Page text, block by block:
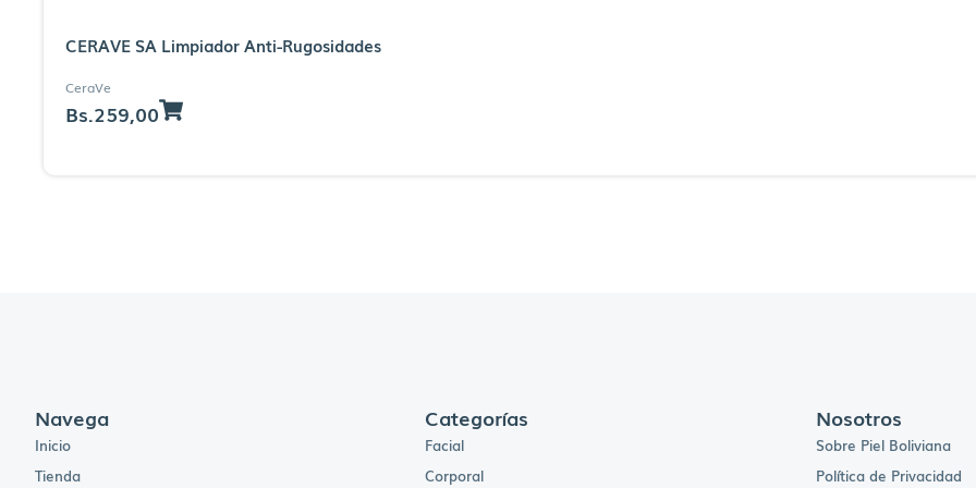
CERAVE SA Limpiador Anti-Rugosidades
CeraVe
Bs.259,00
Navega
Inicio
Tienda
Categorías
Facial
Corporal
Nosotros
Sobre Piel Boliviana
Política de Privacidad